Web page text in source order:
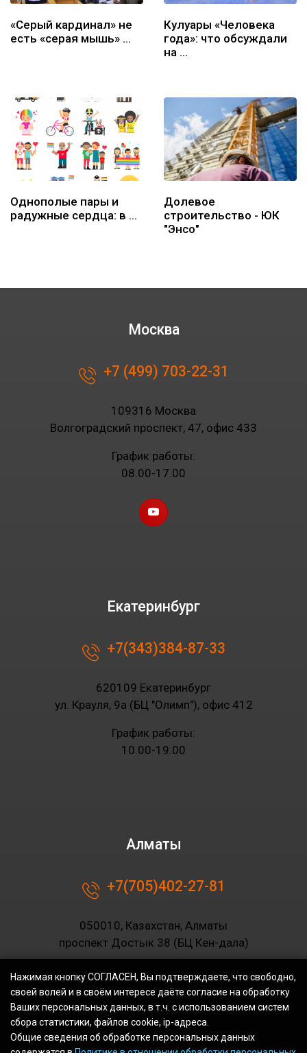
«Серый кардинал» не
есть «серая мышь» …
Кулуары «Человека
года»: что обсуждали
на …
Однополые пары и
радужные сердца: в …
Долевое
строительство - ЮК
"Энсо"
Москва
+7 (499) 703-22-31
109316 Москва
Волгоградский проспект, 47, офис 433
График работы:
08.00-17.00
Екатеринбург
+7(343)384-87-33
620109 Екатеринбург
ул. Крауля, 9а (БЦ "Олимп"), офис 412
График работы:
10.00-19.00
Алматы
+7(705)402-27-81
050010, Казахстан, Алматы
проспект Достык 38 (БЦ Кен-дала)
График работы:
10.00-19.00
Нажимая кнопку СОГЛАСЕН, Вы подтверждаете, что свободно,
своей волей и в своём интересе даёте согласие на обработку
Ваших персональных данных, в т.ч. с использованием систем
сбора статистики, файлов cookie, ip-адреса.
Общие сведения об обработке персональных данных